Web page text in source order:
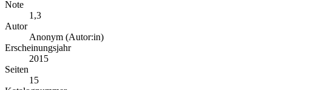
Note
1,3
Autor
Anonym (Autor:in)
Erscheinungsjahr
2015
Seiten
15